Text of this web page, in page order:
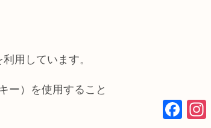
用しています。
ー）を使用すること
F